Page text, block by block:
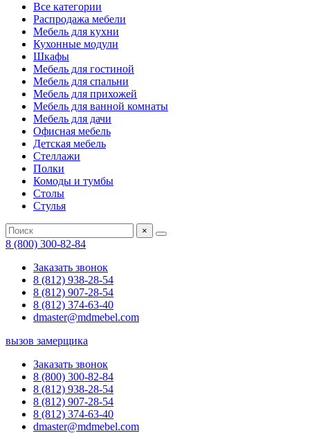
Все категории
Распродажа мебели
Мебель для кухни
Кухонные модули
Шкафы
Мебель для гостиной
Мебель для спальни
Мебель для прихожей
Мебель для ванной комнаты
Мебель для дачи
Офисная мебель
Детская мебель
Стеллажи
Полки
Комоды и тумбы
Столы
Стулья
×
8 (800) 300-82-84
Заказать звонок
8 (812) 938-28-54
8 (812) 907-28-54
8 (812) 374-63-40
dmaster@mdmebel.com
вызов замерщика
Заказать звонок
8 (800) 300-82-84
8 (812) 938-28-54
8 (812) 907-28-54
8 (812) 374-63-40
dmaster@mdmebel.com